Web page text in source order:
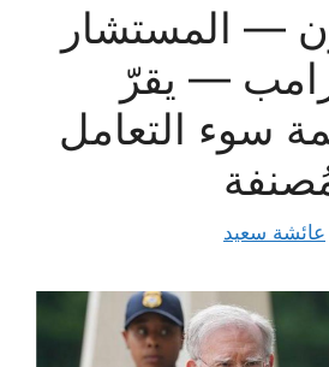
— المستشار
— يقرّ
سوء التعامل
عائشة سعيد